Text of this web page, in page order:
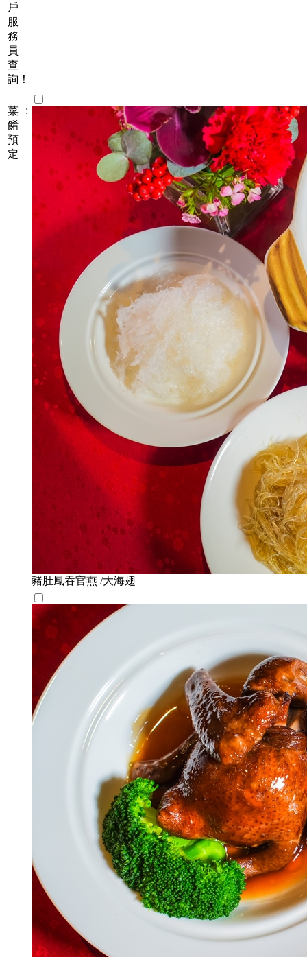
戶
服
務
員
查
詢！
菜
餚
預
定
:
豬肚鳳吞官燕 /大海翅